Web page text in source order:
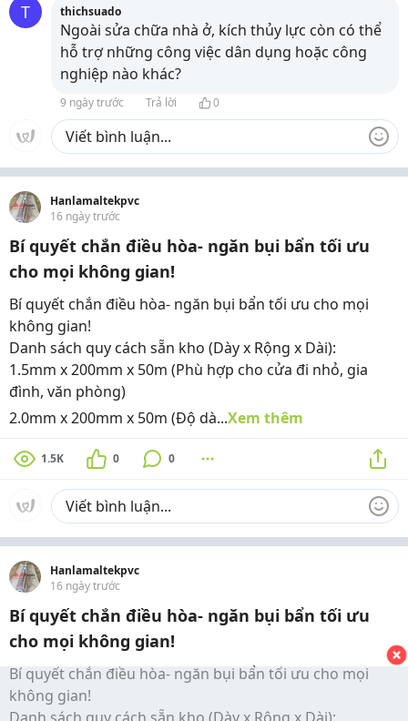
T thichsuado
Ngoài sửa chữa nhà ở, kích thủy lực còn có thể
hỗ trợ những công việc dân dụng hoặc công
nghiệp nào khác?
9 ngày trước Trả lời 0
Hanlamaltekpvc
16 ngày trước
Bí quyết chắn điều hòa- ngăn bụi bẩn tối ưu
cho mọi không gian!
Bí quyết chắn điều hòa- ngăn bụi bẩn tối ưu cho mọi
không gian!
Danh sách quy cách sẵn kho (Dày x Rộng x Dài):
1.5mm x 200mm x 50m (Phù hợp cho cửa đi nhỏ, gia
đình, văn phòng)
2.0mm x 200mm x 50m (Độ dà...Xem thêm
1.5K 0 0
Hanlamaltekpvc
16 ngày trước
Bí quyết chắn điều hòa- ngăn bụi bẩn tối ưu
cho mọi không gian!
Bí quyết chắn điều hòa- ngăn bụi bẩn tối ưu cho mọi
không gian!